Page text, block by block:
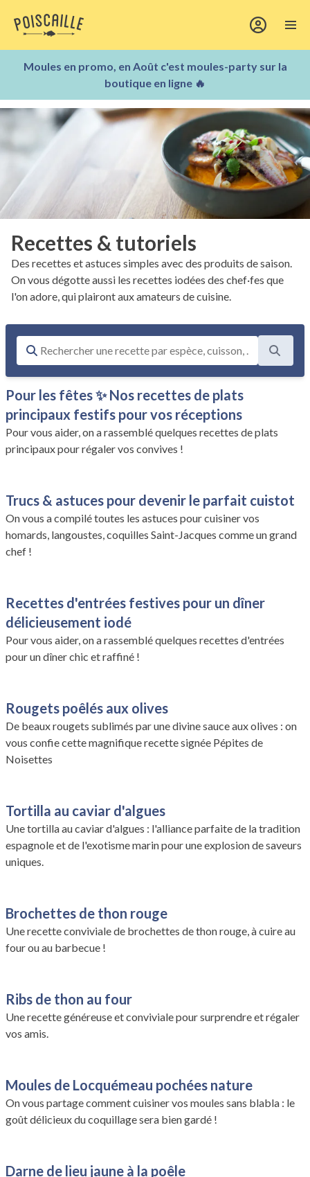
Moules en promo, en Août c'est moules-party sur la
boutique en ligne 🔥
Recettes & tutoriels
Des recettes et astuces simples avec des produits de saison.
On vous dégotte aussi les recettes iodées des chef·fes que
l'on adore, qui plairont aux amateurs de cuisine.
Pour les fêtes ✨ Nos recettes de plats
principaux festifs pour vos réceptions
Pour vous aider, on a rassemblé quelques recettes de plats
principaux pour régaler vos convives !
Trucs & astuces pour devenir le parfait cuistot
On vous a compilé toutes les astuces pour cuisiner vos
homards, langoustes, coquilles Saint-Jacques comme un grand
chef !
Recettes d'entrées festives pour un dîner
délicieusement iodé
Pour vous aider, on a rassemblé quelques recettes d'entrées
pour un dîner chic et raffiné !
Rougets poêlés aux olives
De beaux rougets sublimés par une divine sauce aux olives : on
vous confie cette magnifique recette signée Pépites de
Noisettes
Tortilla au caviar d'algues
Une tortilla au caviar d'algues : l'alliance parfaite de la tradition
espagnole et de l'exotisme marin pour une explosion de saveurs
uniques.
Brochettes de thon rouge
Une recette conviviale de brochettes de thon rouge, à cuire au
four ou au barbecue !
Ribs de thon au four
Une recette généreuse et conviviale pour surprendre et régaler
vos amis.
Moules de Locquémeau pochées nature
On vous partage comment cuisiner vos moules sans blabla : le
goût délicieux du coquillage sera bien gardé !
Darne de lieu jaune à la poêle